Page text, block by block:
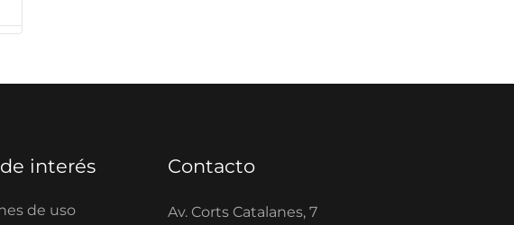
interés
de uso
Contacto
Av. Corts Catalanes, 7